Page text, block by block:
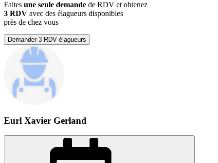
Faites une seule demande de RDV et obtenez
3 RDV avec des élagueurs disponibles
près de chez vous
Demander 3 RDV élagueurs
Eurl Xavier Gerland